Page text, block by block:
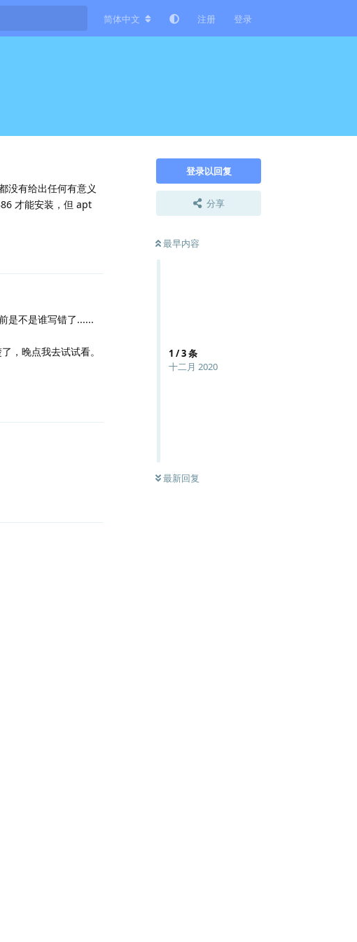
简体中文 注册 登录
登录以回复
分享
最早内容
1 /3条
十二月 2020
最新回复
没有给出任何有意义
才能安装，但 apt
是不是谁写错了......
，晚点我去试试看。